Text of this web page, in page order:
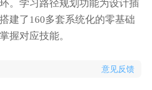
。学习路径规划功能为设计插
建了160多套系统化的零基础
握对应技能。
意见反馈